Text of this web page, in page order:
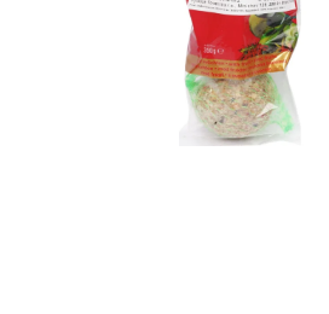
FINE DOG EXCLUSIVE KONZERVA PRO
PSY HOVĚZÍ 100% MASA 400G